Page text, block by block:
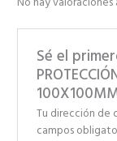
Sé el
Tu dirección de
campos